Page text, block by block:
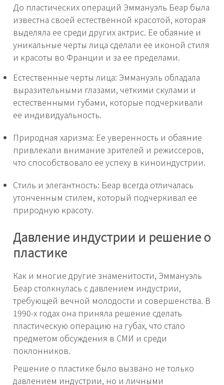
До пластических операций Эммануэль Беар была
известна своей естественной красотой, которая
выделяла ее среди других актрис. Ее обаяние и
уникальные черты лица сделали ее иконой стиля
и красоты во Франции и за ее пределами.
Естественные черты лица: Эммануэль обладала
выразительными глазами, четкими скулами и
естественными губами, которые подчеркивали
ее индивидуальность.
Природная харизма: Ее уверенность и обаяние
привлекали внимание зрителей и режиссеров,
что способствовало ее успеху в киноиндустрии.
Стиль и элегантность: Беар всегда отличалась
утонченным стилем, который подчеркивал ее
природную красоту.
Давление индустрии и решение о
пластике
Как и многие другие знаменитости, Эммануэль
Беар столкнулась с давлением индустрии,
требующей вечной молодости и совершенства. В
1990-х годах она приняла решение сделать
пластическую операцию на губах, что стало
предметом обсуждения в СМИ и среди
поклонников.
Решение о пластике было вызвано не только
давлением индустрии, но и личными